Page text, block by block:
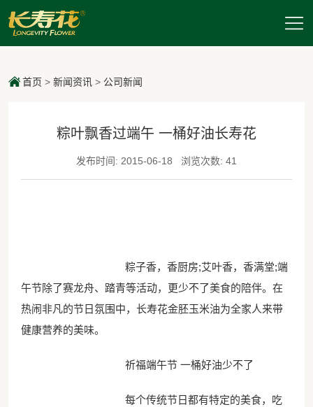
首页 > 新闻资讯> 公司新闻
粽叶飘香过端午 一桶好油长寿花
发布时间: 2015-06-18 浏览次数: 41
粽子香，香厨房;艾叶香，香满堂;端
午节除了赛龙舟、踏青等活动，更少不了美食的陪伴。在
热闹非凡的节日氛围中，长寿花金胚玉米油为全家人来带
健康营养的美味。
祈福端午节 一桶好油少不了
每个传统节日都有特定的美食，吃